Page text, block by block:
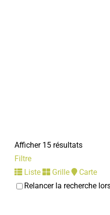
Afficher 15 résultats
Filtre
Liste
Grille
Carte
Relancer la recherche